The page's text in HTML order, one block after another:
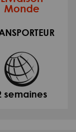
Monde
semaines